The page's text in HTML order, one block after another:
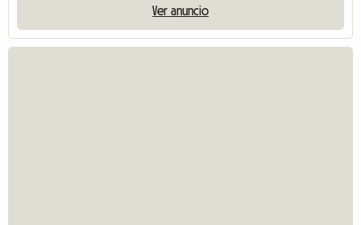
Ver anuncio